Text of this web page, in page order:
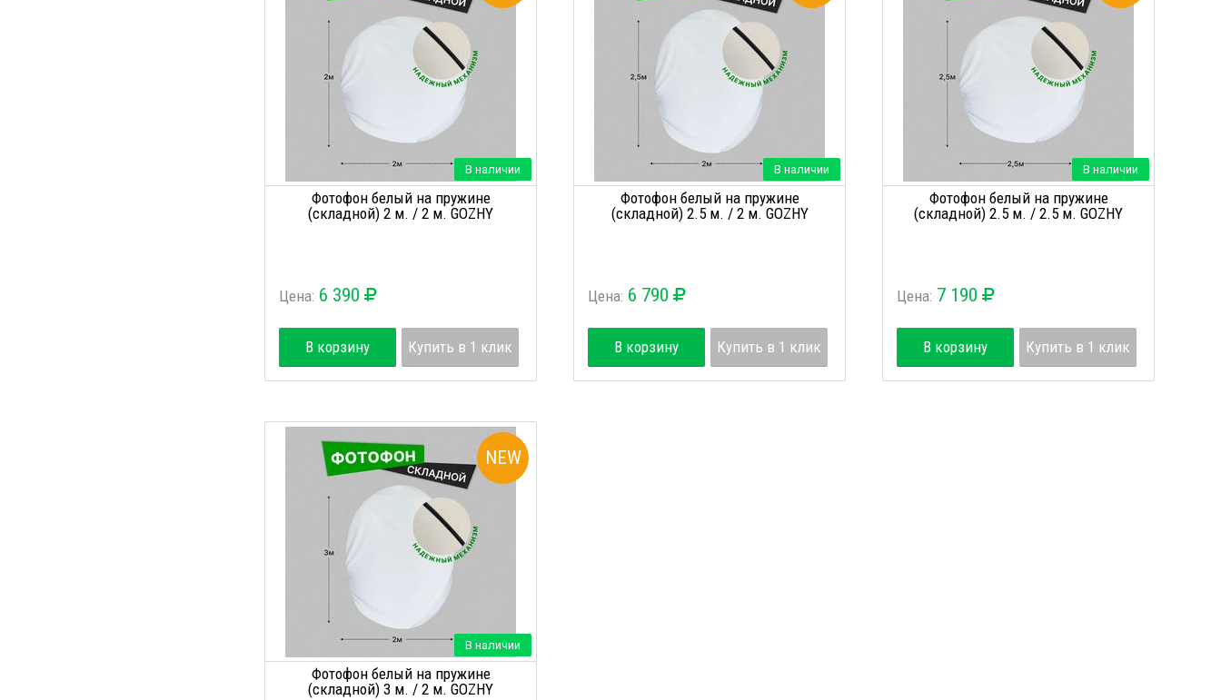
В наличии
Фотофон белый на пружине
(складной) 2 м. / 2 м. GOZHY
Цена: 6 390
В корзину Купить в 1 клик
В наличии
Фотофон белый на пружине
(складной) 2.5 м. / 2 м. GOZHY
Цена: 6 790
В корзину Купить в 1 клик
В наличии
Фотофон белый на пружине
(складной) 2.5 м. / 2.5 м. GOZHY
Цена: 7 190
В корзину Купить в 1 клик
NEW
В наличии
Фотофон белый на пружине
(складной) 3 м. / 2 м. GOZHY